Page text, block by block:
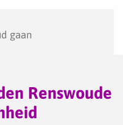
gaan
Renswoude